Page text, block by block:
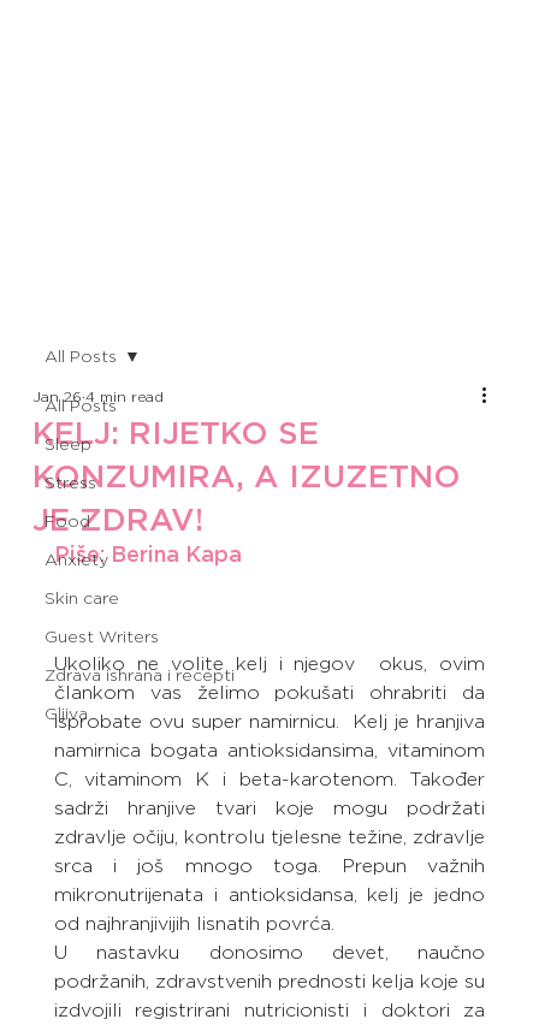
All Posts
Sleep
Stress
Food
Anxiety
Skin care
Guest Writers
Zdrava ishrana i recepti
Gljiva
All Posts
KELJ: RIJETKO SE
KONZUMIRA, A IZUZETNO
JE ZDRAV!
Jan 26 4 min read
Piše: Berina Kapa
Ukoliko ne volite kelj i njegov  okus, ovim
člankom vas želimo pokušati ohrabriti da
isprobate ovu super namirnicu.  Kelj je hranjiva
namirnica bogata antioksidansima, vitaminom
C, vitaminom K i beta-karotenom. Također
sadrži hranjive tvari koje mogu podržati
zdravlje očiju, kontrolu tjelesne težine, zdravlje
srca i još mnogo toga. Prepun važnih
mikronutrijenata i antioksidansa, kelj je jedno
od najhranjivijih lisnatih povrća.
U nastavku donosimo devet, naučno
podržanih, zdravstvenih prednosti kelja koje su
izdvojili registrirani nutricionisti i doktori za